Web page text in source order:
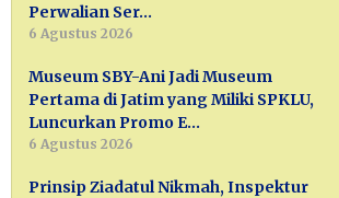
Perwalian Ser…
6 Agustus 2026
Museum SBY-Ani Jadi Museum
Pertama di Jatim yang Miliki SPKLU,
Luncurkan Promo E…
6 Agustus 2026
Prinsip Ziadatul Nikmah, Inspektur